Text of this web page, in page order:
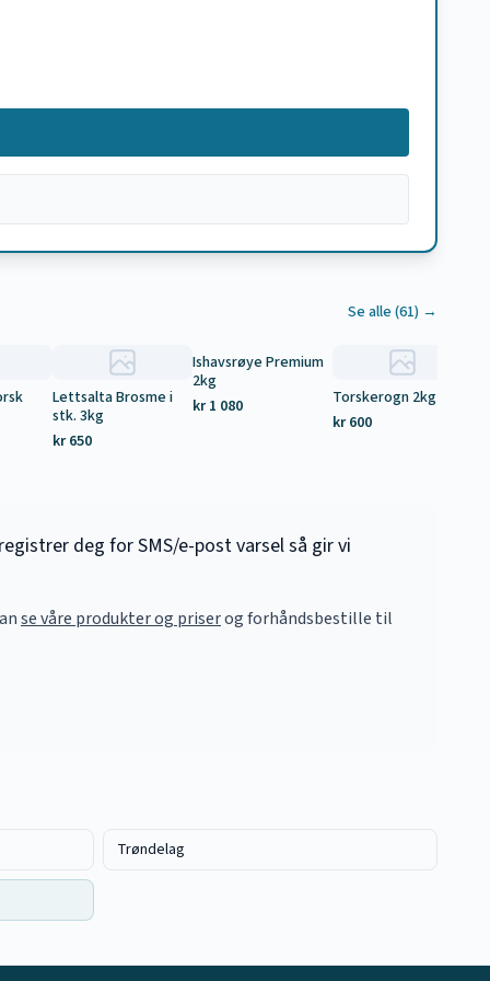
Se alle (61) →
Lettsalta Brosme i
stk. 3kg
kr 650
Ishavsrøye Premium
2kg
kr 1 080
Torskerogn 2kg
kr 600
deg for SMS/e-post varsel så gir vi
se våre produkter og priserog forhåndsbestille til
Trøndelag